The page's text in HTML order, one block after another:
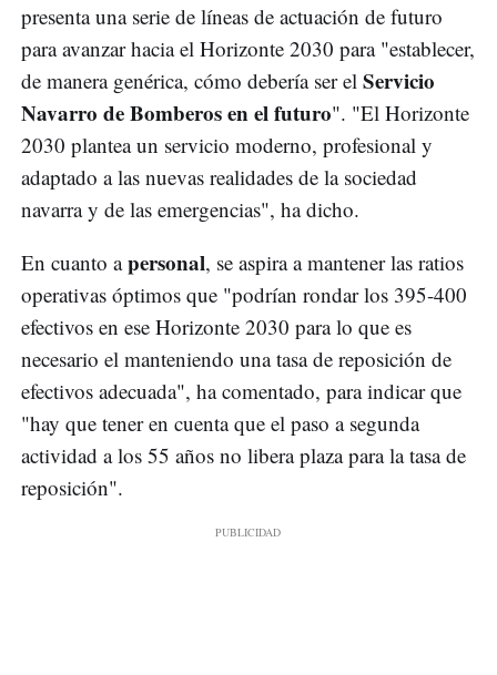
presenta una serie de líneas de actuación de futuro
para avanzar hacia el Horizonte 2030 para "establecer,
de manera genérica, cómo debería ser el Servicio
Navarro de Bomberos en el futuro". "El Horizonte
2030 plantea un servicio moderno, profesional y
adaptado a las nuevas realidades de la sociedad
navarra y de las emergencias", ha dicho.
En cuanto apersonal, se aspira a mantener las ratios
operativas óptimos que "podrían rondar los 395-400
efectivos en ese Horizonte 2030 para lo que es
necesario el manteniendo una tasa de reposición de
efectivos adecuada", ha comentado, para indicar que
"hay que tener en cuenta que el paso a segunda
actividad a los 55 años no libera plaza para la tasa de
reposición".